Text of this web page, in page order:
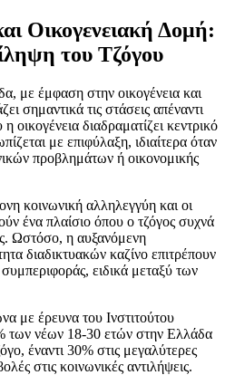
Οικογενειακή Δομή:
του Τζόγου
με έμφαση στην οικογένεια και
σημαντικά τις στάσεις απέναντι
οικογένεια διαδραματίζει κεντρικό
με επιφύλαξη, ιδιαίτερα όταν
προβλημάτων ή οικονομικής
κοινωνική αλληλεγγύη και οι
ένα πλαίσιο όπου ο τζόγος συχνά
Ωστόσο, η αυξανόμενη
διαδικτυακών καζίνο επιτρέπουν
ειδικά μεταξύ των
με έρευνα του Ινστιτούτου
των νέων 18-30 ετών στην Ελλάδα
έναντι 30% στις μεγαλύτερες
στις κοινωνικές αντιλήψεις.